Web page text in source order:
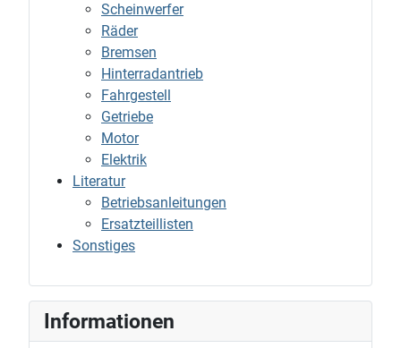
Scheinwerfer
Räder
Bremsen
Hinterradantrieb
Fahrgestell
Getriebe
Motor
Elektrik
Literatur
Betriebsanleitungen
Ersatzteillisten
Sonstiges
Informationen